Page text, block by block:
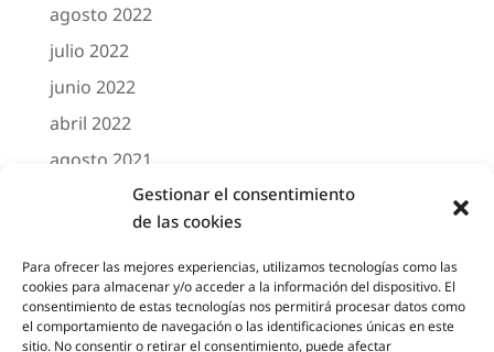
Gestionar el consentimiento
de las cookies
Para ofrecer las mejores experiencias, utilizamos tecnologías como las
cookies para almacenar y/o acceder a la información del dispositivo. El
consentimiento de estas tecnologías nos permitirá procesar datos como
el comportamiento de navegación o las identificaciones únicas en este
sitio. No consentir o retirar el consentimiento, puede afectar
agosto 2022
julio 2022
junio 2022
abril 2022
agosto 2021
marzo 2021
febrero 2021
octubre 2020
agosto 2020
junio 2020